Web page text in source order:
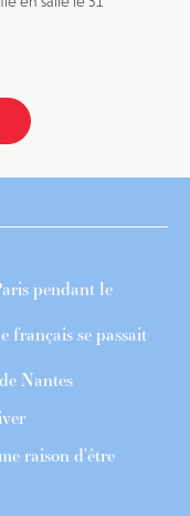
pendant le
se passait
Nantes
raison d’être